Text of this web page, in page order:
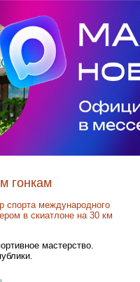
гонкам
спорта международного
в скиатлоне на 30 км
мастерство.